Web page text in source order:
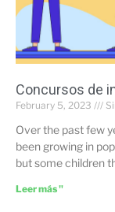
Concursos de
February 5, 2023
Over the past few
been growing in
but some children
Leer más "